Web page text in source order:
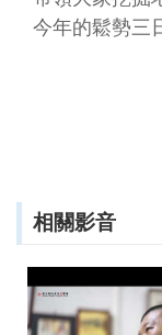
今年的鬆勢三
相關影音